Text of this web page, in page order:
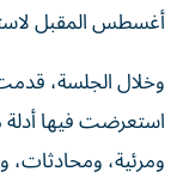
أغسطس المقبل
وخلال الجلسة، قدمت
استعرضت فيها
ومرئية، ومحادثات،